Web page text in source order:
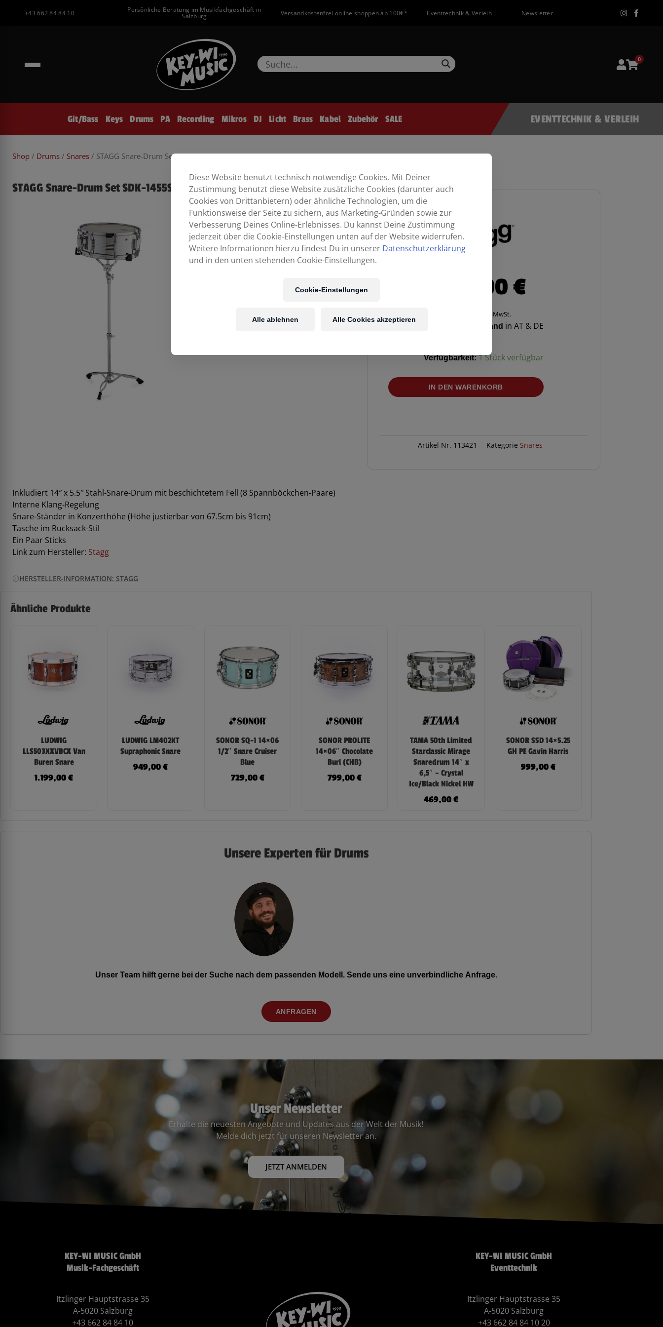
springen+43 662 84 84 10 Persönliche Beratung im Musikfachgeschäft in
Salzburg Versandkostenfrei online shoppen ab 100€* Eventtechnik & Verleih Newsletter
0
Git/Bass Keys Drums PA Recording Mikros DJ Licht Brass Kabel Zubehör SALE EVENTTECHNIK & VERLEIH
Shop / Drums / Snares / STAGG Snare-Drum Set SDK-1455ST8/M
STAGG Snare-Drum Set SDK-1455ST8/M
189,00€
Enthält 20% MwSt.
Kostenloser Versand in AT & DE
Verfügbarkeit:1 Stück verfügbar
STAGG
Snare-
1455ST8/M
IN DEN WARENKORB
Artikel Nr. 113421 Kategorie Snares
Inkludiert 14″ x 5.5″ Stahl-Snare-Drum mit beschichtetem Fell (8 Spannböckchen-Paare)
Interne Klang-Regelung
Snare-Ständer in Konzerthöhe (Höhe justierbar von 67.5cm bis 91cm)
Tasche im Rucksack-Stil
Ein Paar Sticks
Link zum Hersteller: Stagg
HERSTELLER-INFORMATION: STAGG
Ähnliche Produkte
LUDWIG
LLS503XXVBCX Van
Buren Snare
1.199,00€
LUDWIG LM402KT
Supraphonic Snare
949,00€
SONOR SQ-1 14×06
1/2″ Snare Cruiser
Blue
729,00€
SONOR PROLITE
14×06″ Chocolate
Burl (CHB)
799,00€
TAMA 50th Limited
Starclassic Mirage
Snaredrum 14″ x
6,5″ – Crystal
Ice/Black Nickel HW
469,00€
SONOR SSD 14×5.25
GH PE Gavin Harris
999,00€
Unsere Experten für Drums
Unser Team hilft gerne bei der Suche nach dem passenden Modell. Sende uns eine unverbindliche Anfrage.
ANFRAGEN
Unser Newsletter
Erhalte die neuesten Angebote und Updates aus der Welt der Musik!
Melde dich jetzt für unseren Newsletter an.
JETZT ANMELDEN
KEY-WI MUSIC GmbH
Musik-Fachgeschäft
Itzlinger Hauptstrasse 35
A-5020 Salzburg
+43 662 84 84 10
KEY-WI MUSIC GmbH
Eventtechnik
Itzlinger Hauptstrasse 35
A-5020 Salzburg
+43 662 84 84 10 20
Diese Website benutzt technisch notwendige Cookies. Mit Deiner
Zustimmung benutzt diese Website zusätzliche Cookies (darunter auch
Cookies von Drittanbietern) oder ähnliche Technologien, um die
Funktionsweise der Seite zu sichern, aus Marketing-Gründen sowie zur
Verbesserung Deines Online-Erlebnisses. Du kannst Deine Zustimmung
jederzeit über die Cookie-Einstellungen unten auf der Website widerrufen.
Weitere Informationen hierzu findest Du in unserer Datenschutzerklärung
und in den unten stehenden Cookie-Einstellungen.
Cookie-Einstellungen
Alle ablehnen Alle Cookies akzeptieren